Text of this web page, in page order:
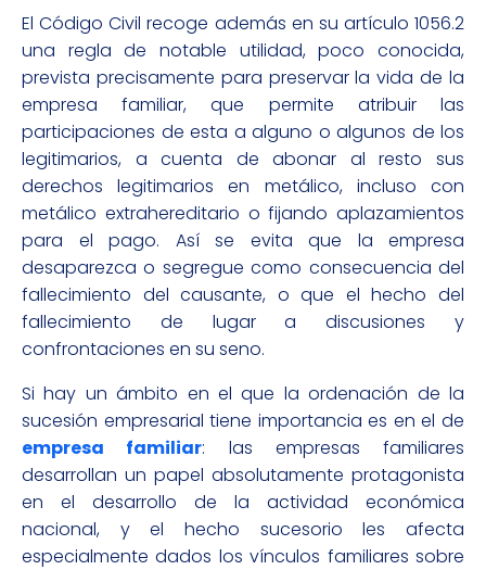
El Código Civil recoge además en su artículo 1056.2
una regla de notable utilidad, poco conocida,
prevista precisamente para preservar la vida de la
empresa familiar, que permite atribuir las
participaciones de esta a alguno o algunos de los
legitimarios, a cuenta de abonar al resto sus
derechos legitimarios en metálico, incluso con
metálico extrahereditario o fijando aplazamientos
para el pago. Así se evita que la empresa
desaparezca o segregue como consecuencia del
fallecimiento del causante, o que el hecho del
fallecimiento de lugar a discusiones y
confrontaciones en su seno.
Si hay un ámbito en el que la ordenación de la
sucesión empresarial tiene importancia es en el de
empresa familiar: las empresas familiares
desarrollan un papel absolutamente protagonista
en el desarrollo de la actividad económica
nacional, y el hecho sucesorio les afecta
especialmente dados los vínculos familiares sobre